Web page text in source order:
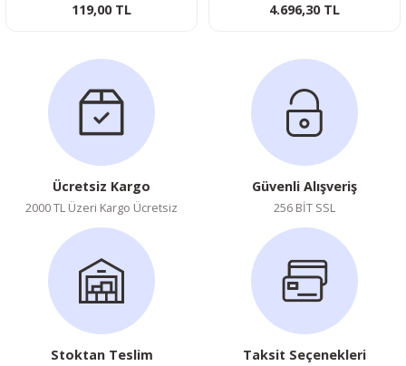
119,00 TL 4.696,30 TL
Ücretsiz Kargo
2000 TL Üzeri Kargo Ücretsiz
Güvenli Alışveriş
256 BİT SSL
Stoktan Teslim Taksit Seçenekleri